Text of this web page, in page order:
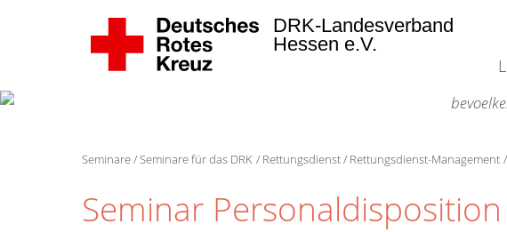
DRK-Landesverband
Hessen e.V.
Seminare Seminare für das DRK Rettungsdienst Rettungsdienst-Management
Seminar